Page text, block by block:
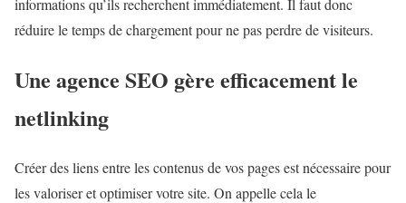
informations qu’ils recherchent immédiatement. Il faut donc
réduire le temps de chargement pour ne pas perdre de visiteurs.
Une agence SEO gère efficacement le
netlinking
Créer des liens entre les contenus de vos pages est nécessaire pour
les valoriser et optimiser votre site. On appelle cela le